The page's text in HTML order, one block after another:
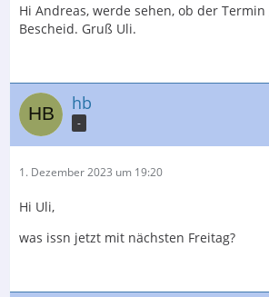
Hi Andreas, werde sehen, ob der
Bescheid. Gruß Uli.
hb
-
1. Dezember 2023 um 19:20
Hi Uli,
was issn jetzt mit nächsten Freitag?